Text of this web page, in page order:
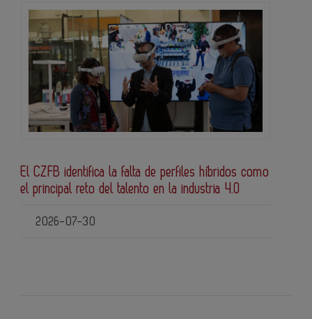
El CZFB identifica la falta de perfiles híbridos como
el principal reto del talento en la industria 4.0
2026-07-30